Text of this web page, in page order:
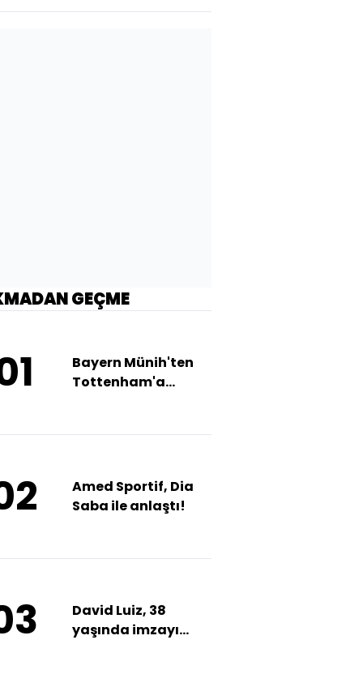
GEÇME
Bayern Münih'ten
Tottenham'a
Amed Sportif, Dia
Saba ile anlaştı!
David Luiz, 38
yaşında imzayı